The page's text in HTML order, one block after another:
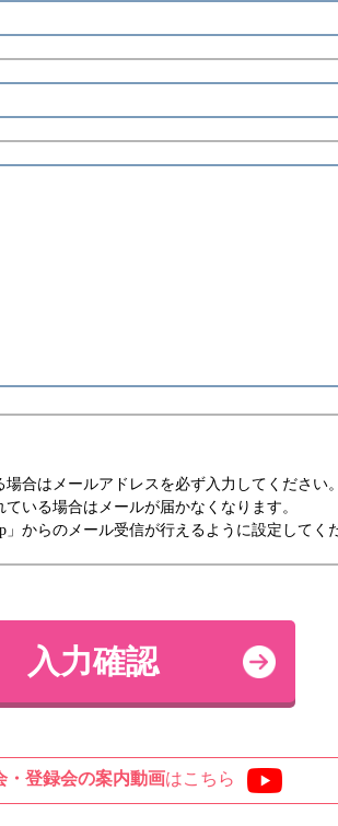
合はメールアドレスを必ず入力してください。
いる場合はメールが届かなくなります。
」からのメール受信が行えるように設定してく
・登録会の案内動画はこちら